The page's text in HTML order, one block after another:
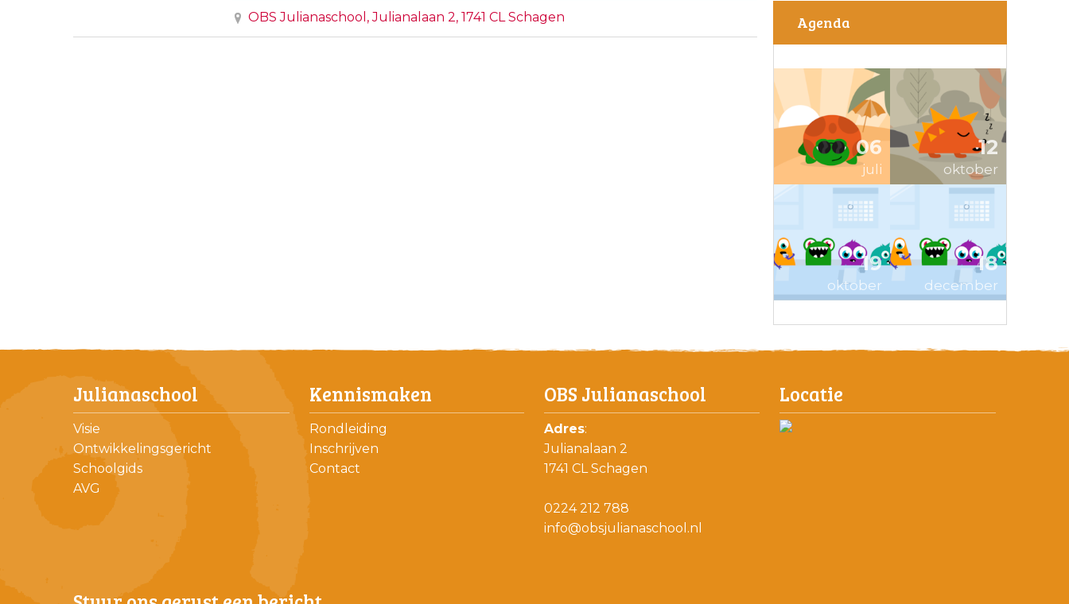
OBS Julianaschool, Julianalaan 2, 1741 CL Schagen Agenda
06
juli
12
oktober
19
oktober
18
december
Julianaschool
Visie
Ontwikkelingsgericht
Schoolgids
AVG
Kennismaken
Rondleiding
Inschrijven
Contact
OBS Julianaschool
Adres:
Julianalaan 2
1741 CL Schagen
0224 212 788
info@obsjulianaschool.nl
Locatie